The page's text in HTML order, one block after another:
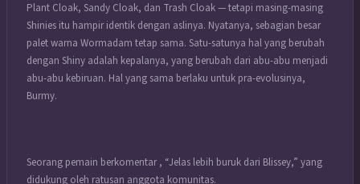
Plant Cloak, Sandy Cloak, dan Trash Cloak — tetapi masing-masing
Shinies itu hampir identik dengan aslinya. Nyatanya, sebagian besar
palet warna Wormadam tetap sama. Satu-satunya hal yang berubah
dengan Shiny adalah kepalanya, yang berubah dari abu-abu menjadi
abu-abu kebiruan. Hal yang sama berlaku untuk pra-evolusinya,
Burmy.
Seorang pemain berkomentar , “Jelas lebih buruk dari Blissey,” yang
didukung oleh ratusan anggota komunitas.